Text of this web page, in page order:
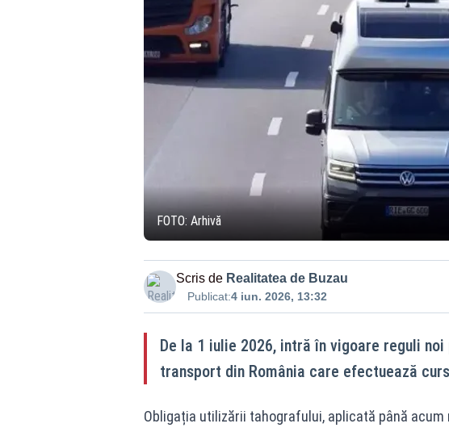
FOTO: Arhivă
Scris de Realitatea de Buzau
Publicat:4 iun. 2026, 13:32
De la 1 iulie 2026, intră în vigoare reguli
transport din România care efectuează
Obligația utilizării tahografului, aplicată până